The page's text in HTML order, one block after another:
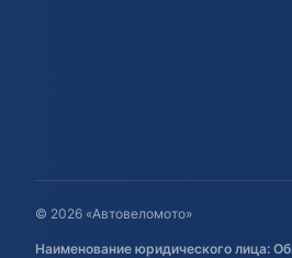
© 2026 «Автовеломото»
Наименование юридического лица: